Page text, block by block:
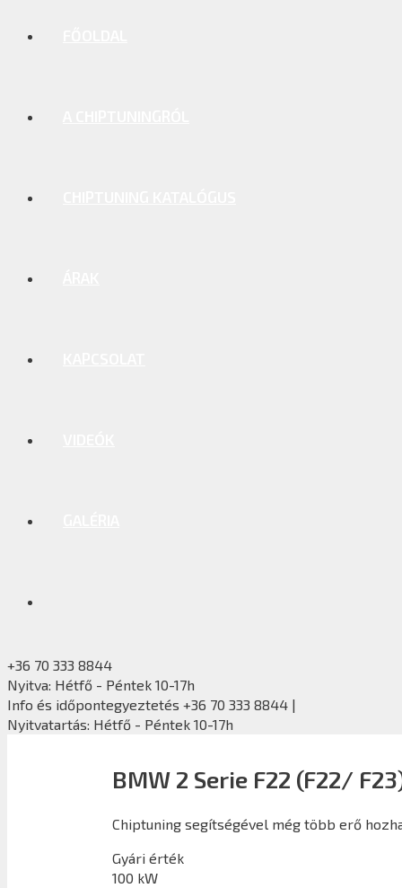
+36 70 333 8844
Nyitva: Hétfő - Péntek 10-17h
Info és időpontegyeztetés +36 70 333 8844 |
Nyitvatartás: Hétfő - Péntek 10-17h
BMW 2 Serie F22 (F22/
Chiptuning segítségével még több erő
Gyári érték
100 kW